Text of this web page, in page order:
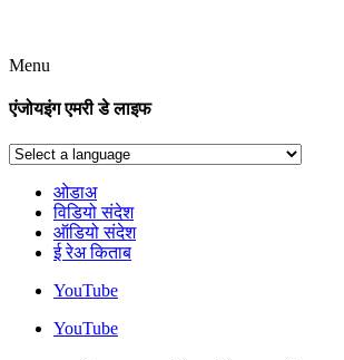
Menu
एंजोयइंग एमरी डे लाइफ
ओडाअ
विडियो संदेश
ऑडियो संदेश
ई रेअ किताब
YouTube
YouTube